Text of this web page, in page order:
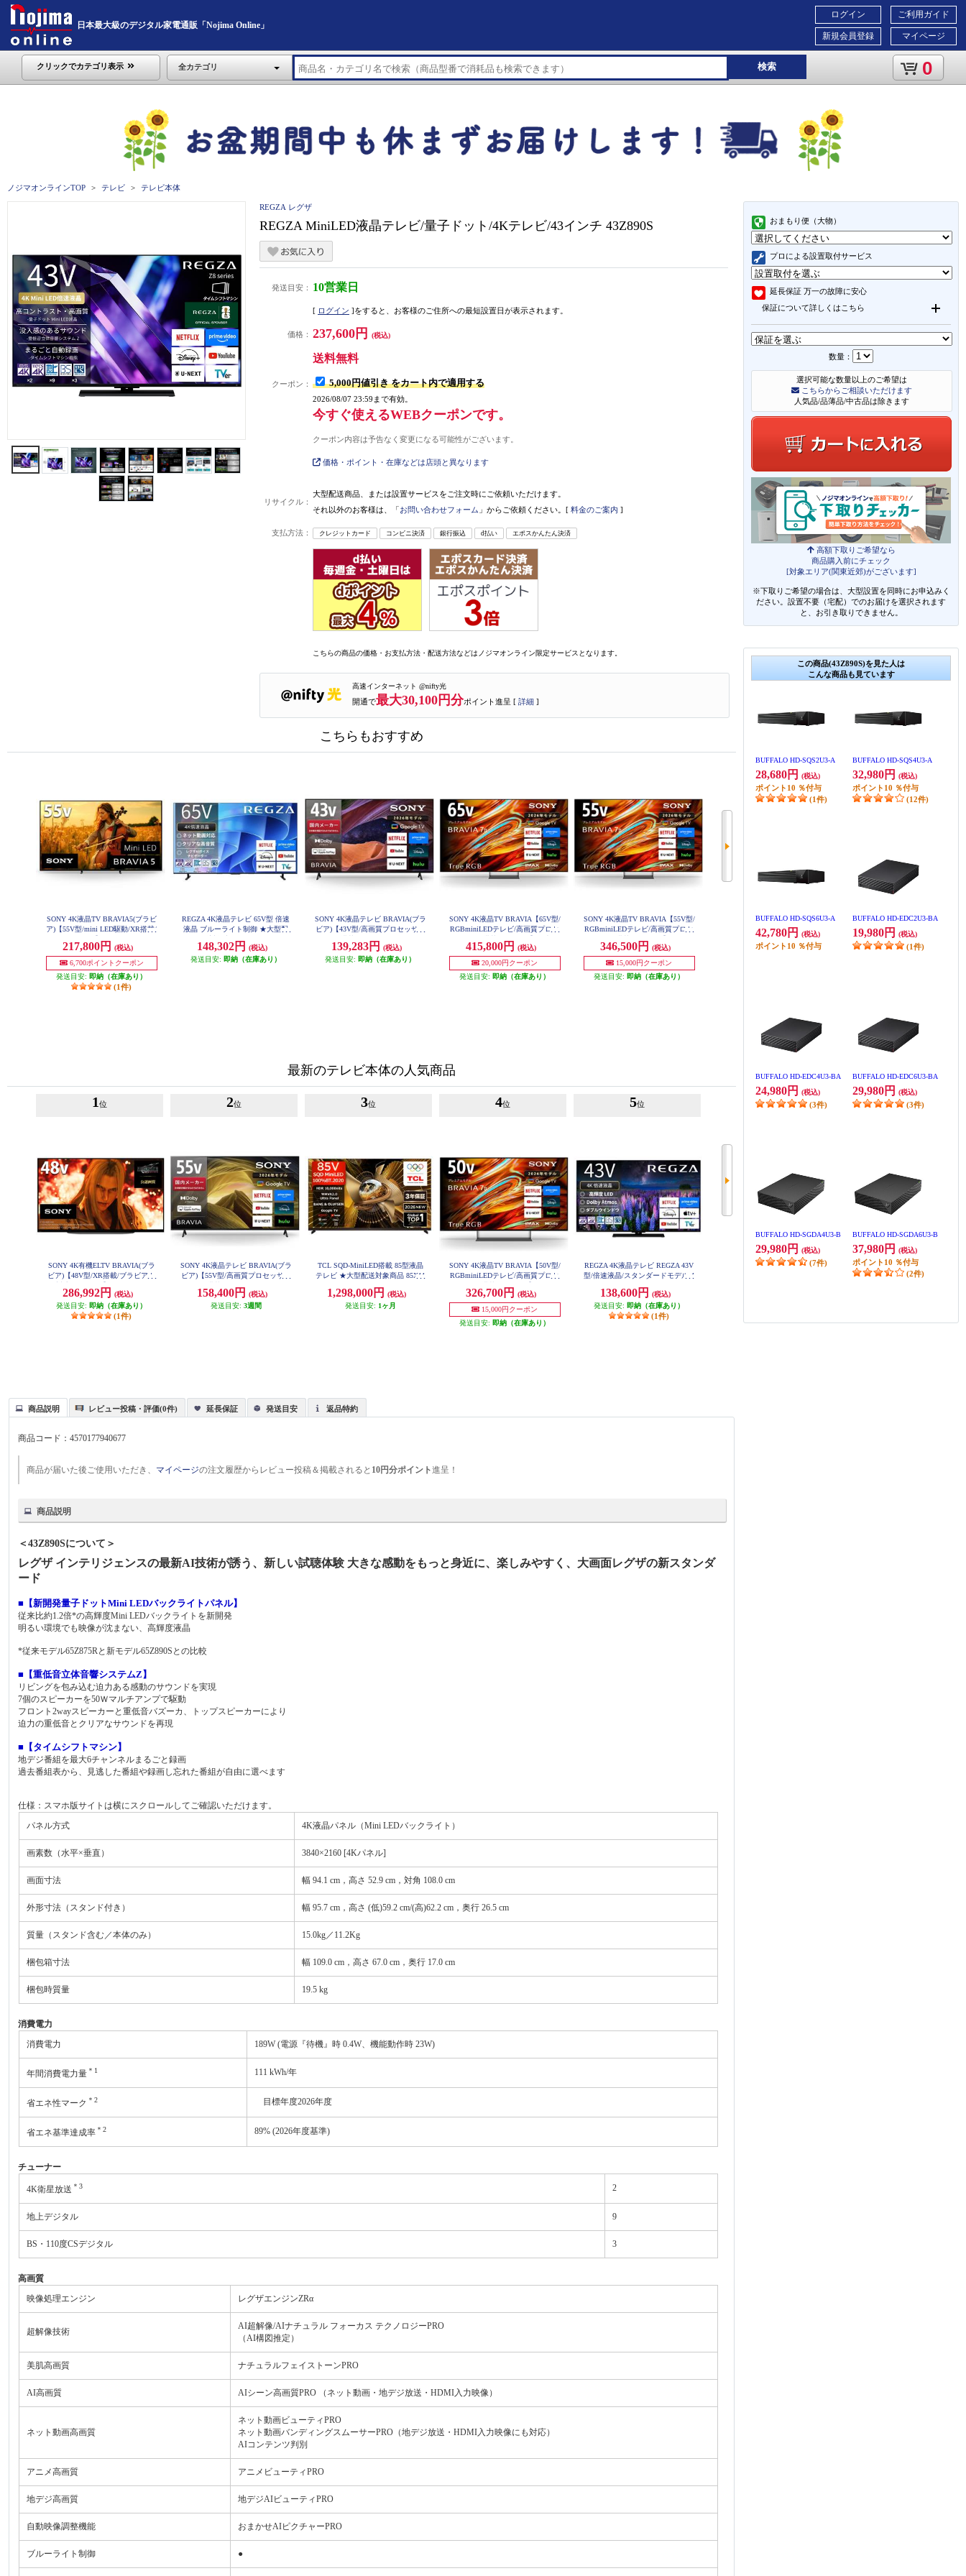
日本最大級のデジタル家電通販「Nojima Online」
ご利用ガイド
マイページ
ログイン
新規会員登録
クリックでカテゴリ表示 全カテゴリ 検索 0
ノジマオンラインTOP テレビ テレビ本体
おまもり便（大物）
プロによる設置取付サービス
延長保証 万一の故障に安心
保証について詳しくはこちら
数量：
選択可能な数量以上のご希望は
こちらからご相談いただけます
人気品/品薄品/中古品は除きます
高額下取りご希望なら
商品購入前にチェック
[対象エリア(関東近郊)がございます]
※下取りご希望の場合は、大型設置を同時にお申込みく
ださい。設置不要（宅配）でのお届けを選択されます
と、お引き取りできません。
この商品(43Z890S)を見た人は
こんな商品も見ています
BUFFALO HD-SQS2U3-A
28,680円 (税込)
ポイント 10 ％付与
(1件)
BUFFALO HD-SQS4U3-A
32,980円 (税込)
ポイント 10 ％付与
(12件)
BUFFALO HD-SQS6U3-A
42,780円 (税込)
ポイント 10 ％付与
BUFFALO HD-EDC2U3-BA
19,980円 (税込)
(1件)
BUFFALO HD-EDC4U3-BA
24,980円 (税込)
(3件)
BUFFALO HD-EDC6U3-BA
29,980円 (税込)
(3件)
BUFFALO HD-SGDA4U3-B
29,980円 (税込)
(7件)
BUFFALO HD-SGDA6U3-B
37,980円 (税込)
ポイント 10 ％付与
(2件)
REGZA レグザ
REGZA MiniLED液晶テレビ/量子ドット/4Kテレビ/43インチ 43Z890S
発送目安： 10営業日
[ ログイン ]をすると、お客様のご住所への最短設置日が表示されます。
価格： 237,600円 (税込)
送料無料
クーポン： 5,000円値引きをカート内で適用する
2026/08/07 23:59まで有効。
今すぐ使えるWEBクーポンです。
クーポン内容は予告なく変更になる可能性がございます。
価格・ポイント・在庫などは店頭と異なります
リサイクル：
大型配送商品、または設置サービスをご注文時にご依頼いただけます。
それ以外のお客様は、「お問い合わせフォーム 」からご依頼ください。[ 料金のご案内 ]
支払方法： クレジットカード コンビニ決済 銀行振込 d払い エポスかんたん決済
こちらの商品の価格・お支払方法・配送方法などはノジマオンライン限定サービスとなります。
高速インターネット @nifty光
開通で最大30,100円分ポイント進呈 [ 詳細 ]
こちらもおすすめ
SONY 4K液晶TV BRAVIA5(ブラビ
ア)【55V型/mini LED駆動/XR搭載/
217,800円
(税込)
6,700ポイントクーポン
発送目安: 即納（在庫あり）
(1件)
REGZA 4K液晶テレビ 65V型 倍速
液晶 ブルーライト制御 ★大型配
148,302円
(税込)
発送目安: 即納（在庫あり）
SONY 4K液晶テレビ BRAVIA(ブラ
ビア)【43V型/高画質プロセッサー
low XR 240搭載】 KJ-43X83L
139,283円
(税込)
発送目安: 即納（在庫あり）
SONY 4K液晶TV BRAVIA【65V型/
RGBminiLEDテレビ/高画質プロセ
配送対象商品 K65XR70M2
415,800円
(税込)
20,000円クーポン
発送目安: 即納（在庫あり）
SONY 4K液晶TV BRAVIA【55V型/
RGBminiLEDテレビ/高画質プロセ
70M2
346,500円
(税込)
15,000円クーポン
発送目安: 即納（在庫あり）
SONY 4K液晶TV BRAVIA【50V型/
RGBminiLEDテレビ/高画質プロセ
ッサーXR搭載/GoogleTV】 K50XR
70M2
326,700円 (税込)
SHARP テレビAQUOS(アクオス)H
N2ライン【43V型/GoogleTV搭載】
4T-C43HN2
158,400円(税込)
最新のテレビ本体の人気商品
1 位
SONY 4K有機ELTV BRAVIA(ブラ
ビア)【48V型/XR搭載/ブラビアカ
286,992円
(税込)
発送目安: 即納（在庫あり）
(1件)
2位
SONY 4K液晶テレビ BRAVIA(ブラ
ビア)【55V型/高画質プロセッサー
売モデル】 KJ-55X81L
158,400円
(税込)
発送目安: 3週間
3位
TCL SQD-MiniLED搭載 85型液晶
テレビ ★大型配送対象商品 85X11
1,298,000円
(税込)
発送目安: 1ヶ月
4位
SONY 4K液晶TV BRAVIA【50V型/
RGBminiLEDテレビ/高画質プロセ
70M2
326,700円
(税込)
15,000円クーポン
発送目安: 即納（在庫あり）
5位
REGZA 4K液晶テレビ REGZA 43V
型/倍速液晶/スタンダードモデル 4
138,600円
(税込)
発送目安: 即納（在庫あり）
(1件)
6位
REGZA 4K液晶テレビ 65V型 ゲー
7 位
Panasonic 4K液晶テレビ VIERA(ビ
エラ) 65V型/miniLED/転倒防止ス
商品説明 レビュー投稿・評価(0件) 延長保証 発送目安 返品特約
商品コード：4570177940677
商品が届いた後ご使用いただき、 マイページの注文履歴からレビュー投稿＆掲載されると 10円分ポイント進呈！
商品説明
＜43Z890Sについて＞
レグザ インテリジェンスの最新AI技術が誘う、新しい試聴体験 大きな感動をもっと身近に、楽しみやすく、大画面レグザの新スタンダ
ード
■【新開発量子ドットMini LEDバックライトパネル】
従来比約1.2倍*の高輝度Mini LEDバックライトを新開発
明るい環境でも映像が沈まない、高輝度液晶
*従来モデル65Z875Rと新モデル65Z890Sとの比較
■【重低音立体音響システムZ】
リビングを包み込む迫力ある感動のサウンドを実現
7個のスピーカーを50Ｗマルチアンプで駆動
フロント2wayスピーカーと重低音バズーカ、トップスピーカーにより
迫力の重低音とクリアなサウンドを再現
■【タイムシフトマシン】
地デジ番組を最大6チャンネルまるごと録画
過去番組表から、見逃した番組や録画し忘れた番組が自由に選べます
仕様：スマホ版サイトは横にスクロールしてご確認いただけます。
パネル方式
4K液晶パネル（Mini LEDバックライト）
画素数（水平×垂直） 3840×2160 [4Kパネル]
画面寸法 幅 94.1 cm，高さ 52.9 cm，対角 108.0 cm
外形寸法（スタンド付き） 幅 95.7 cm，高さ (低)59.2 cm/(高)62.2 cm，奥行 26.5 cm
質量（スタンド含む／本体のみ） 15.0kg／11.2Kg
梱包箱寸法 幅 109.0 cm，高さ 67.0 cm，奥行 17.0 cm
梱包時質量 19.5 kg
消費電力
消費電力
189W (電源『待機』時 0.4W、機能動作時 23W)
年間消費電力量 ＊1 111 kWh/年
省エネ性マーク ＊2 目標年度2026年度
省エネ基準達成率 ＊2 89% (2026年度基準)
チューナー
4K衛星放送 ＊3 2
地上デジタル 9
BS・110度CSデジタル 3
高画質
映像処理エンジン
レグザエンジンZRα
超解像技術
AI超解像/AIナチュラル フォーカス テクノロジーPRO
（AI構図推定）
美肌高画質 ナチュラルフェイストーンPRO
AI高画質 AIシーン高画質PRO （ネット動画・地デジ放送・HDMI入力映像）
ネット動画高画質
ネット動画ビューティPRO
ネット動画バンディングスムーサーPRO（地デジ放送・HDMI入力映像にも対応）
AIコンテンツ判別
アニメ高画質 アニメビューティPRO
地デジ高画質 地デジAIビューティPRO
自動映像調整機能 おまかせAIピクチャーPRO
ブルーライト制御 ●